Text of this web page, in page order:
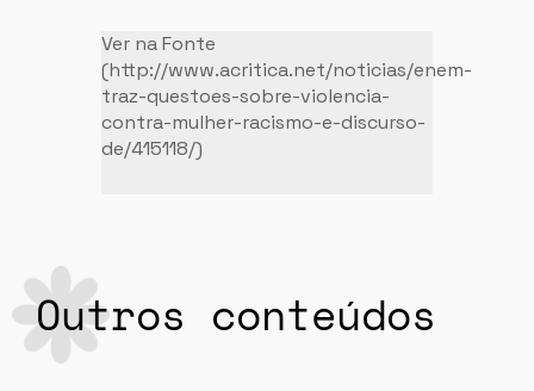
Ver na Fonte
(http://www.acritica.net/noticias/enem-
traz-questoes-sobre-violencia-
contra-mulher-racismo-e-discurso-
de/415118/)
Outros conteúdos